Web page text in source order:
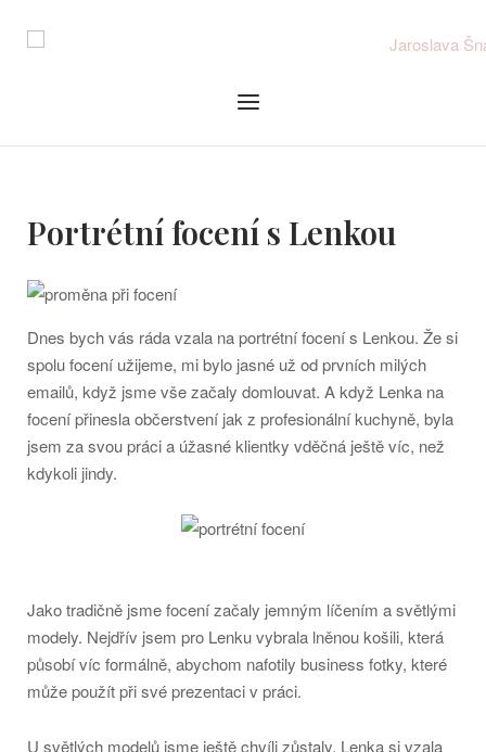
Menu
Portrétní focení s Lenkou
Dnes bych vás ráda vzala na portrétní focení s Lenkou. Že si
spolu focení užijeme, mi bylo jasné už od prvních milých
emailů, když jsme vše začaly domlouvat. A když Lenka na
focení přinesla občerstvení jak z profesionální kuchyně, byla
jsem za svou práci a úžasné klientky vděčná ještě víc, než
kdykoli jindy.
Jako tradičně jsme focení začaly jemným líčením a světlými
modely. Nejdřív jsem pro Lenku vybrala lněnou košili, která
působí víc formálně, abychom nafotily business fotky, které
může použít při své prezentaci v práci.
U světlých modelů jsme ještě chvíli zůstaly. Lenka si vzala